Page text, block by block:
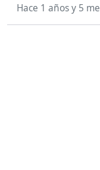
Hace 1 años y 5